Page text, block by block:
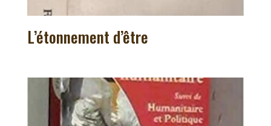
L’étonnement d’être